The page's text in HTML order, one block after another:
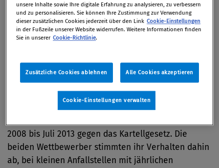
Auf Antrag der BWB hat das Kartellgericht über die
Banner GmbH eine Geldbuße in Höhe von 60.000
EUR verhängt und einen Kartellverstoß der BMG
festgestellt.
Die Unternehmen verstießen durch eine Aufteilung
der Bezugsquellen bei der Sammlung von
2008 bis Juli 2013 gegen das Kartellgesetz. Die
beiden Wettbewerber stimmten ihr Verhalten dahin
ab, bei kleinen Anfallstellen mit jährlichen
unsere Inhalte sowie Ihre digitale Erfahrung zu analysieren, zu verbessern
und zu personalisieren. Sie können Ihre Zustimmung zur Verwendung
dieser zusätzlichen Cookies jederzeit über den Link Cookie-Einstellungen
in der Fußzeile unserer Website widerrufen. Weitere Informationen finden
Sie in unserer Cookie-Richtlinie.
Zusätzliche Cookies ablehnen Alle Cookies akzeptieren
Cookie-Einstellungen verwalten